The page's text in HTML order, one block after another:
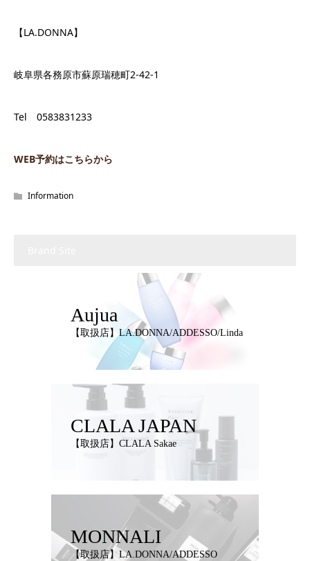
【LA.DONNA】
岐阜県各務原市蘇原瑞穂町2-42-1
Tel 0583831233
WEB予約はこちらから
Information
Aujua
【取扱店】LA.DONNA/ADDESSO/Linda
CLALA JAPAN
【取扱店】CLALA Sakae
MONNALI
【取扱店】LA.DONNA/ADDESSO